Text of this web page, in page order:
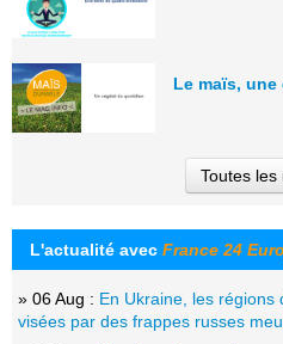
Le maïs,
Toutes les
L'actualité avec France 24
» 06 Aug : En Ukraine, les régions
visées par des frappes russes